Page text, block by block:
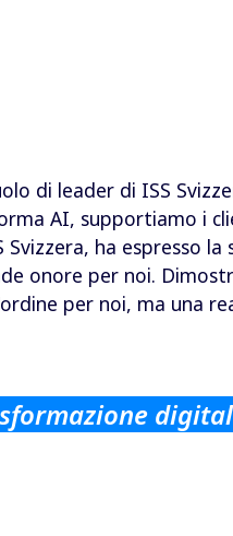
di leader di ISS
AI, supportiamo i
Svizzera, ha espresso
onore per noi.
per noi, ma una